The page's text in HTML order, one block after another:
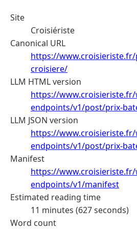
Site
Croisiériste
Canonical URL
https://
croisiere/
LLM HTML version
https://
endpoints/v1/post/prix-
LLM JSON version
https://
endpoints/v1/post/prix-
Manifest
https://
endpoints/v1/manifest
Estimated reading time
11 minutes (627 seconds)
Word count